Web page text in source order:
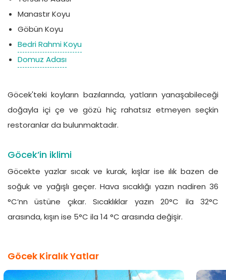
Manastır Koyu
Göbün Koyu
Bedri Rahmi Koyu
Domuz Adası
Göcek'teki koyların bazılarında, yatların yanaşabileceği
doğayla içi çe ve gözü hiç rahatsız etmeyen seçkin
restoranlar da bulunmaktadır.
Göcek’in iklimi
Göcekte yazlar sıcak ve kurak, kışlar ise ılık bazen de
soğuk ve yağışlı geçer. Hava sıcaklığı yazın nadiren 36
°C’nn üstüne çıkar. Sıcaklıklar yazın 20°C ila 32°C
arasında, kışın ise 5°C ila 14 °C arasında değişir.
Göcek Kiralık Yatlar